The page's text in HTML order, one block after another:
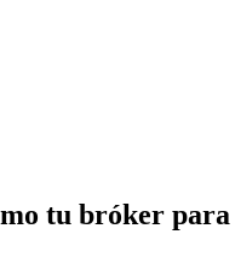
tu bróker para